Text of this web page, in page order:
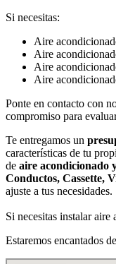
Si necesitas:
Aire
Aire
Aire
Aire
Ponte en contacto con
compromiso para
Te entregamos un
características de tu
de aire acondicionado
Conductos, Cassette,
ajuste a tus necesidades.
Si necesitas instalar aire
Estaremos encantados